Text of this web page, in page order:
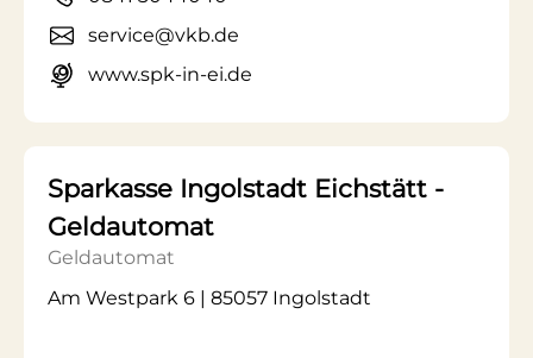
service@vkb.de
www.spk-in-ei.de
Sparkasse Ingolstadt Eichstätt -
Geldautomat
Geldautomat
Am Westpark 6 | 85057 Ingolstadt